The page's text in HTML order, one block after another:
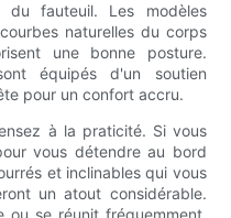
fauteuil. Les modèles
naturelles du corps
une bonne posture.
équipés d'un soutien
pour un confort accru.
à la praticité. Si vous
vous détendre au bord
et inclinables qui vous
un atout considérable.